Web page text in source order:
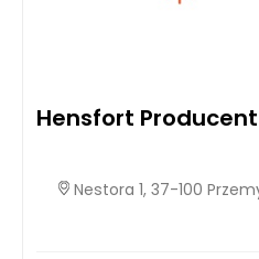
Hensfort Producent
Nestora 1, 37-100